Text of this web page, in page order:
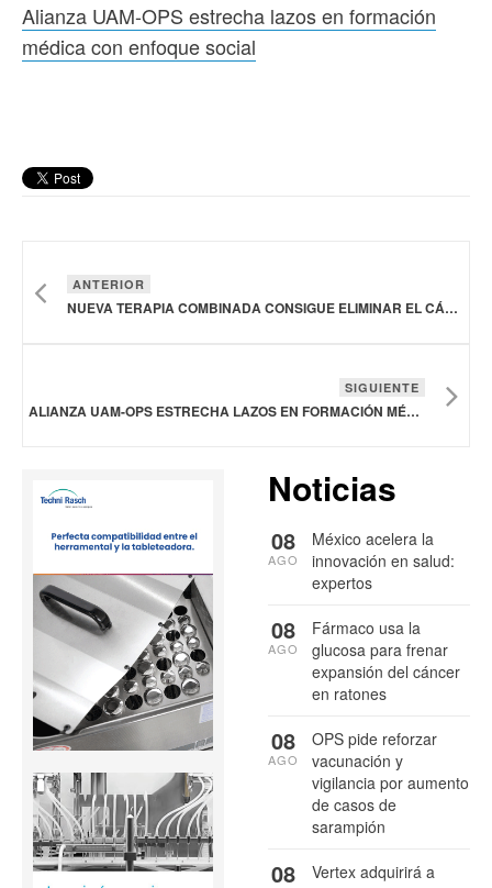
Alianza UAM-OPS estrecha lazos en formación
médica con enfoque social
ANTERIOR
NUEVA TERAPIA COMBINADA CONSIGUE ELIMINAR EL CÁNCER DE PÁNCREAS EN MODELOS ANIMALES
SIGUIENTE
ALIANZA UAM-OPS ESTRECHA LAZOS EN FORMACIÓN MÉDICA CON ENFOQUE SOCIAL
Noticias
México acelera la
innovación en salud:
expertos
08
AGO
Fármaco usa la
glucosa para frenar
expansión del cáncer
en ratones
08
AGO
OPS pide reforzar
vacunación y
vigilancia por aumento
de casos de
sarampión
08
AGO
Vertex adquirirá a
08